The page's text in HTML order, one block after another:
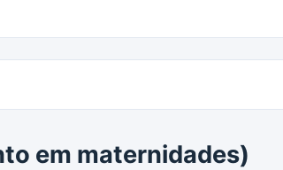
em maternidades)